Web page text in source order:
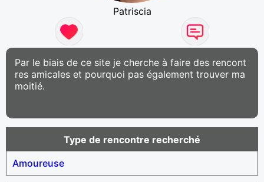
Patriscia
Par le biais de ce site je cherche à faire des rencont
res amicales et pourquoi pas également trouver ma
moitié.
Type de rencontre recherché
Amoureuse